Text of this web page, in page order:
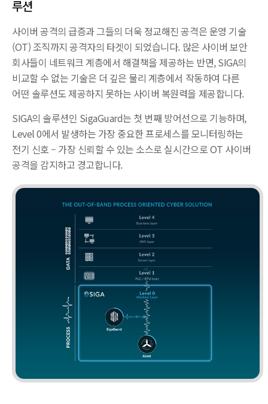
루션
사이버 공격의 급증과 그들의 더욱 정교해진 공격은 운영 기술
(OT) 조직까지 공격자의 타겟이 되었습니다. 많은 사이버 보안
회사들이 네트워크 계층에서 해결책을 제공하는 반면, SIGA의
비교할 수 없는 기술은 더 깊은 물리 계층에서 작동하여 다른
어떤 솔루션도 제공하지 못하는 사이버 복원력을 제공합니다.
SIGA의 솔루션인 SigaGuard는 첫 번째 방어선으로 기능하며,
Level 0에서 발생하는 가장 중요한 프로세스를 모니터링하는
전기 신호 – 가장 신뢰할 수 있는 소스로 실시간으로 OT 사이버
공격을 감지하고 경고합니다.